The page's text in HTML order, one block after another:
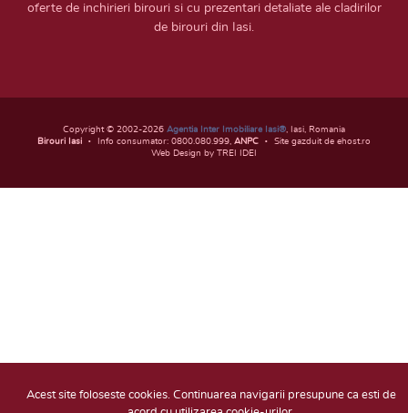
oferte de inchirieri birouri si cu prezentari detaliate ale cladirilor
de birouri din Iasi.
Copyright © 2002-2026 Agentia Inter Imobiliare Iasi® , Iasi, Romania
Birouri Iasi
Info consumator: 0800.080.999, ANPC
Site gazduit de ehost.ro
Web Design by TREI IDEI
Acest site foloseste cookies. Continuarea navigarii presupune ca esti de